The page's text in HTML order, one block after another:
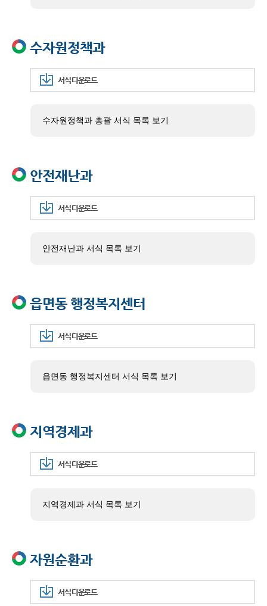
수자원정책과
서식 다운로드
수자원정책과 총괄 서식 목록 보기
안전재난과
서식 다운로드
안전재난과 서식 목록 보기
읍면동 행정복지센터
서식 다운로드
읍면동 행정복지센터 서식 목록 보기
지역경제과
서식 다운로드
지역경제과 서식 목록 보기
자원순환과
서식 다운로드